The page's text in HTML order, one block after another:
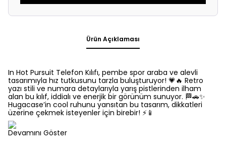
Ürün Açıklaması
In Hot Pursuit Telefon Kılıfı, pembe spor araba ve alevli
tasarımıyla hız tutkusunu tarzla buluşturuyor! 💗🔥 Retro
yazı stili ve numara detaylarıyla yarış pistlerinden ilham
alan bu kılıf, iddialı ve enerjik bir görünüm sunuyor. 🏁🚗✨
Hugacase’in cool ruhunu yansıtan bu tasarım, dikkatleri
üzerine çekmek isteyenler için birebir! ⚡📱
Devamını Göster